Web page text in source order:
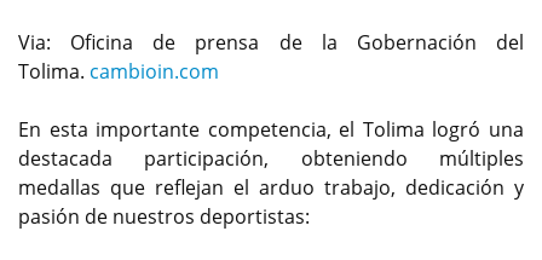
Via: Oficina de prensa de la Gobernación del
Tolima. cambioin.com
En esta importante competencia, el Tolima logró una
destacada participación, obteniendo múltiples
medallas que reflejan el arduo trabajo, dedicación y
pasión de nuestros deportistas: